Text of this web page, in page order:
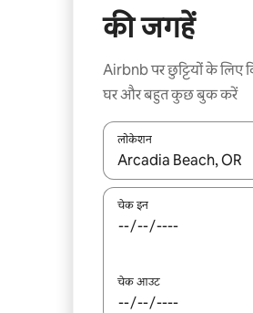
की जगहें
Airbnb पर छुट्टियों के लिए
घर और बहुत कुछ बुक करें
लोकेशन
नतीजों के उपलब्ध होने पर,
चेक इन
चेक आउट